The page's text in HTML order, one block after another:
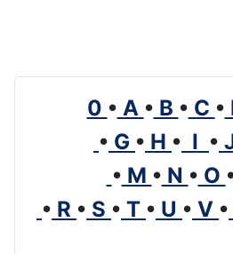
0 • A • B • C •
• G • H • I •
• M • N • O
• R • S • T • U • V •